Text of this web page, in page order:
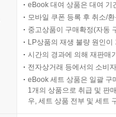
eBook 대여 상품은 대여 기
모바일 쿠폰 등록 후 취소/
중고상품이 구매확정(자동
LP상품의 재생 불량 원인
시간의 경과에 의해 재판매
전자상거래 등에서의 소비
eBook 세트 상품은 일괄 구
1개의 상품으로 취급 및 판
우, 세트 상품 전부 및 세트